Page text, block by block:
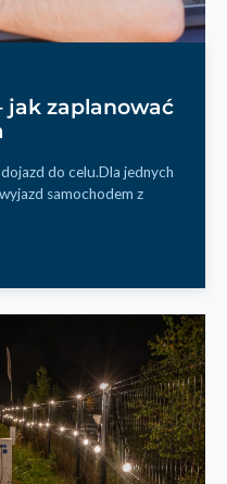
jak zaplanować
do celu.Dla jednych
samochodem z